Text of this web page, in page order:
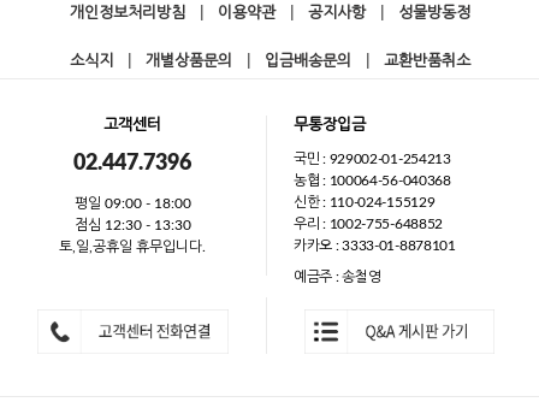
개인정보처리방침 이용약관 공지사항 성물방동정
소식지 개별상품문의 입금배송문의 교환반품취소
고객센터
02.447.7396
평일 09:00 - 18:00
점심 12:30 - 13:30
토,일,공휴일 휴무입니다.
무통장입금
국민 : 929002-01-254213
농협 : 100064-56-040368
신한 : 110-024-155129
우리 : 1002-755-648852
카카오 : 3333-01-8878101
예금주 : 송철영